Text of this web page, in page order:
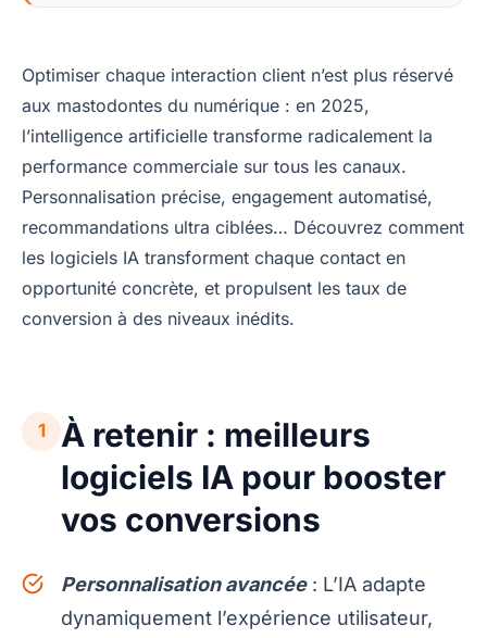
Optimiser chaque interaction client n’est plus réservé
aux mastodontes du numérique : en 2025,
l’intelligence artificielle transforme radicalement la
performance commerciale sur tous les canaux.
Personnalisation précise, engagement automatisé,
recommandations ultra ciblées… Découvrez comment
les logiciels IA transforment chaque contact en
opportunité concrète, et propulsent les taux de
conversion à des niveaux inédits.
1
À retenir : meilleurs
logiciels IA pour booster
vos conversions
Personnalisation avancée: L’IA adapte
dynamiquement l’expérience utilisateur,